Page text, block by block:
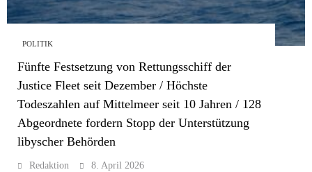
POLITIK
Fünfte Festsetzung von Rettungsschiff der
Justice Fleet seit Dezember / Höchste
Todeszahlen auf Mittelmeer seit 10 Jahren / 128
Abgeordnete fordern Stopp der Unterstützung
libyscher Behörden
Redaktion 8. April 2026